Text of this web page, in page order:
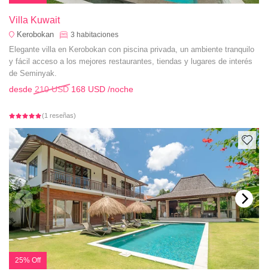
Villa Kuwait
Kerobokan 3 habitaciones
Elegante villa en Kerobokan con piscina privada, un ambiente tranquilo
y fácil acceso a los mejores restaurantes, tiendas y lugares de interés
de Seminyak.
desde 210 USD 168 USD /noche
(1 reseñas)
25% Off